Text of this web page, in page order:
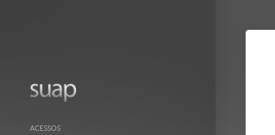
ACESSOS